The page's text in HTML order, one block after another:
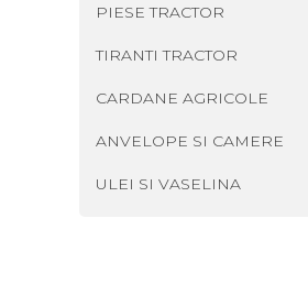
PIESE TRACTOR
TIRANTI TRACTOR
CARDANE AGRICOLE
ANVELOPE SI CAMERE
ULEI SI VASELINA